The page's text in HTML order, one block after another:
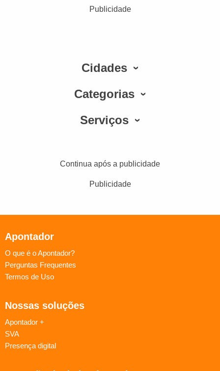
Publicidade
Cidades
Categorias
Serviços
Continua após a publicidade
Publicidade
Apontador
O que é o Apontador?
Perguntas Frequentes
Termos de Uso
Nossas soluções
Apontador +
SVA
Presença digital